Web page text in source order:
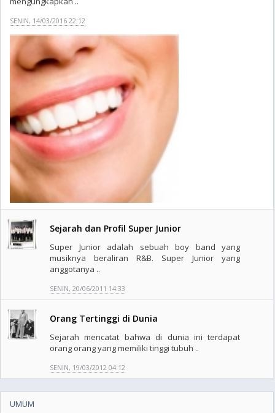
SENIN, 14/03/2016 22:12
Sejarah dan Profil Super Junior
Super Junior adalah sebuah boy band yang
musiknya beraliran R&B. Super Junior yang
anggotanya ..
SENIN, 20/06/2011 14:33
Orang Tertinggi di Dunia
Sejarah mencatat bahwa di dunia ini terdapat
orang orang yang memiliki tinggi tubuh ..
SENIN, 19/03/2012 04:12
UMUM